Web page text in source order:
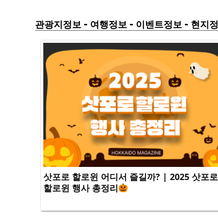
관광지정보 - 여행정보 - 이벤트정보 - 현지
삿포로 할로윈 어디서 즐길까? | 2025 삿포로
할로윈 행사 총정리